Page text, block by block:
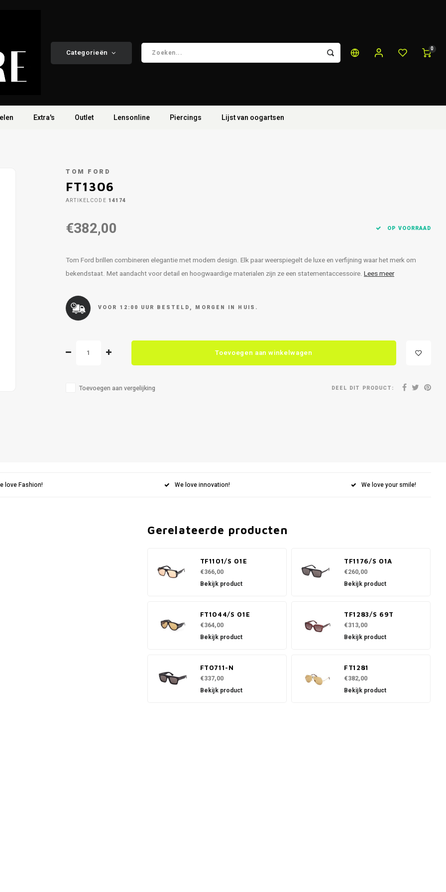
Categorieën 0
Extra's Outlet Lensonline Piercings Lijst van oogartsen
TOM FORD
FT1306
ARTIKELCODE 14174
€382,00 OP VOORRAAD
Tom Ford brillen combineren elegantie met modern design. Elk paar weerspiegelt de luxe en verfijning waar het merk om
bekendstaat. Met aandacht voor detail en hoogwaardige materialen zijn ze een statementaccessoire. Lees meer
VOOR 12:00 UUR BESTELD, MORGEN IN HUIS.
Toevoegen aan winkelwagen
Toevoegen aan vergelijking DEEL DIT PRODUCT:
love Fashion! We love innovation! We love your smile!
Gerelateerde producten
TF1101/S 01E
€366,00
Bekijk product
TF1176/S 01A
€260,00
Bekijk product
FT1044/S 01E
€364,00
Bekijk product
TF1283/S 69T
€313,00
Bekijk product
FT0711-N
€337,00
Bekijk product
FT1281
€382,00
Bekijk product